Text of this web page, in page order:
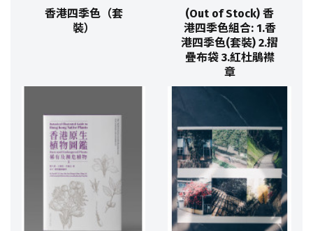
香港四季色（套
裝）
(Out of Stock) 香
港四季色組合: 1.香
港四季色(套裝) 2.摺
疊布袋 3.紅杜鵑襟
章